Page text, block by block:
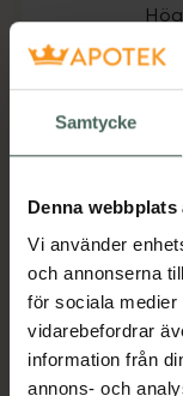
Samtycke
Denna
Vi använder
och annonserna
för sociala
vidarebefordrar
information från
annons- och
Aktuella
Beskrivning